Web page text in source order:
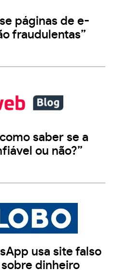
páginas de e-
fraudulentas”
saber se a
ou não?”
usa site falso
dinheiro